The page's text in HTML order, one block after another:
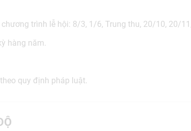
trình lễ hội: 8/3, 1/6, Trung thu, 20/10, 20/
hàng năm.
quy định pháp luật.